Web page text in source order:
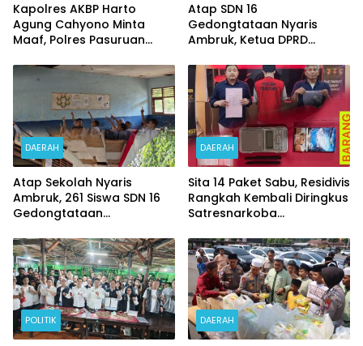
Kapolres AKBP Harto
Agung Cahyono Minta
Maaf, Polres Pasuruan
Meninggalnya Terduga
Atap SDN 16
Gedongtataan Nyaris
Ambruk, Ketua DPRD
Perjuangkan Anggaran
Perbaikan
DAERAH
Atap Sekolah Nyaris
Ambruk, 261 Siswa SDN 16
Gedongtataan
Demi Belajar
DAERAH
Sita 14 Paket Sabu, Residivis
Rangkah Kembali Diringkus
Satresnarkoba
POLITIK DAERAH